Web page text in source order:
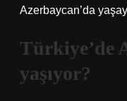
Azerbaycan’da
Türkiye’de
yaşıyor?